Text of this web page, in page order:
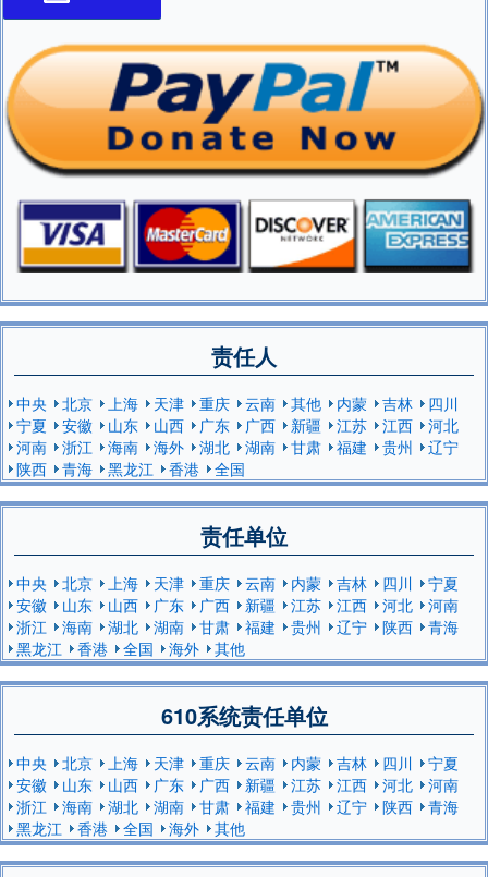
责任人
中央 北京 上海 天津 重庆 云南 其他 内蒙 吉林
四川
宁夏
安徽 山东 山西 广东 广西 新疆 江苏 江西
河北
河南
浙江 海南 海外 湖北 湖南 甘肃 福建 贵州
辽宁
陕西
青海 黑龙江 香港 全国
责任单位
中央 北京 上海 天津 重庆 云南 内蒙 吉林 四川
宁夏
安徽
山东 山西 广东 广西 新疆 江苏 江西 河北
河南
浙江
海南 湖北 湖南 甘肃 福建 贵州 辽宁 陕西
青海
黑龙江
香港 全国 海外 其他
610系统责任单位
中央 北京 上海 天津 重庆 云南 内蒙 吉林 四川
宁夏
安徽
山东 山西 广东 广西 新疆 江苏 江西 河北
河南
浙江
海南 湖北 湖南 甘肃 福建 贵州 辽宁 陕西
青海
黑龙江
香港 全国 海外 其他